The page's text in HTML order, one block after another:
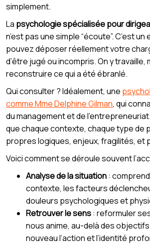
simplement.
La psychologie spécialisée pour
n’est pas une simple “écoute”. C’est
pouvez déposer réellement votre
d’être jugé ou incompris. On y travaille,
reconstruire ce qui a été ébranlé.
Qui consulter ? Idéalement, une
comme Mme Delphine Gilman, qui
du management et de
que chaque contexte, chaque type de
propres logiques, enjeux, fragilités, et
Voici comment se déroule souvent
Analyse de la situation:
contexte, les facteurs
douleurs psychologiques et
Retrouver le sens: reformuler
nous anime, au-delà des
nouveau l’action et l’identité